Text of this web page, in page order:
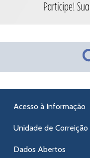
Acesso à Informação
Unidade de Correição
Dados Abertos